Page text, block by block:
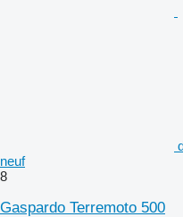
neuf
8
Gaspardo Terremoto 500